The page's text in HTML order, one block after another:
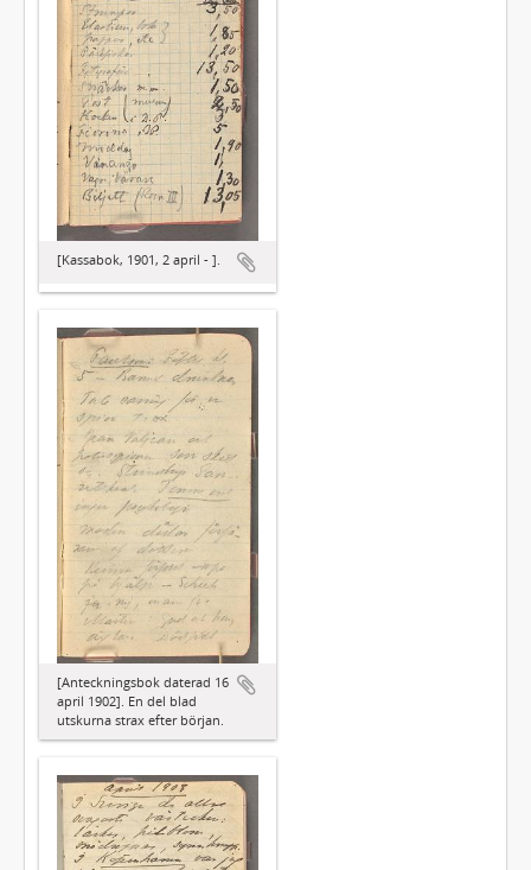
[Kassabok, 1901, 2 april - ].
[Anteckningsbok daterad 16
april 1902]. En del blad
utskurna strax efter början.